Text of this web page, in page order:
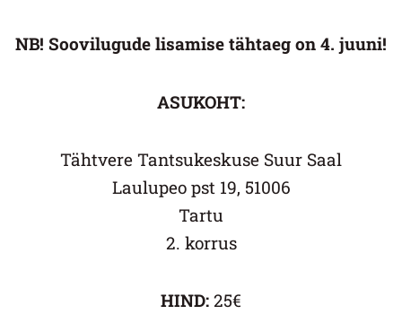
NB! Soovilugude lisamise tähtaeg on 4. juuni!
ASUKOHT:
Tähtvere Tantsukeskuse Suur Saal
Laulupeo pst 19, 51006
Tartu
2. korrus
HIND: 25€